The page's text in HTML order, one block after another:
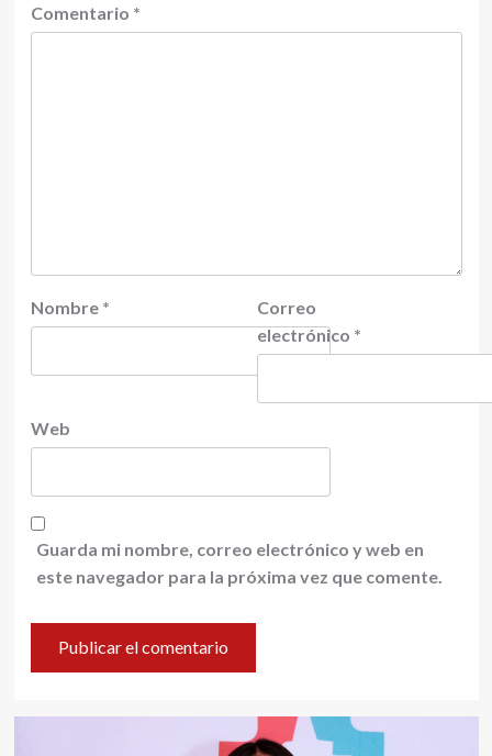
Comentario *
Nombre *
Correo
electrónico *
Web
Guarda mi nombre, correo electrónico y web en
este navegador para la próxima vez que comente.